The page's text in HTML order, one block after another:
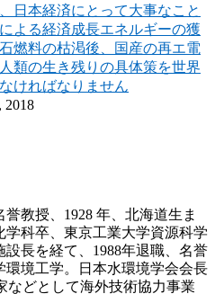
日本経済にとって大事なこと
よる経済成長エネルギーの獲
燃料の枯渇後、国産の再エ電
類の生き残りの具体策を世界
ければなりません
2018
教授、1928 年、北海道生ま
科卒、東京工業大学資源科学
長を経て、1988年退職、名誉
境工学。日本水環境学会会長
などとして海外技術協力事業